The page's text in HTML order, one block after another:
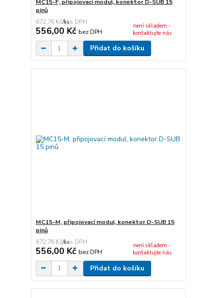
MC15-F, připojovací modul, konektor D-SUB 15
pinů
672,76 Kč/ks
556,00 Kč bez DPH
není skladem -
kontaktujte nás
Přidat do košíku
MC15-M, připojovací modul, konektor D-SUB 15
pinů
672,76 Kč/ks
556,00 Kč bez DPH
není skladem -
kontaktujte nás
Přidat do košíku